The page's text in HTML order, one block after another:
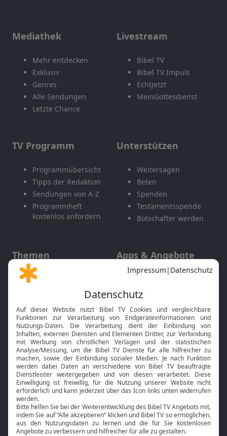
Mediathek
Mehr entdecken
Exklusiv
Genres
Alle Sendungen
Letzte Chance
Livestream
Bibel TV
Bibel TV Impuls
EchtJetzt
MeinGottesdienst
TV Programm
Programmübersicht
Tipps der Redaktion
Sendungen von A-Z
Programmheft
kostenlos anfordern
Unterstützen
Weitersagen
Beten
Spenden
Testamentsspende
Botschafter werden
Themen
Gott und Bibel erklärt
Neuigkeiten
Apps & Angebote
Mobile App
Smart TV
HbbTV
Bibelthek Online-Bibel
Nächster Gottesdienst
Bibel TV
Über uns
Jobs
Service
Kontakt
TV-Empfang